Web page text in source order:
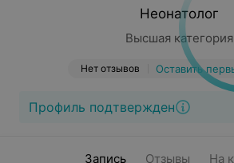
Неонатолог
Высшая категория
Нет отзывов Оставить
Профиль подтвержден
Запись Отзывы На